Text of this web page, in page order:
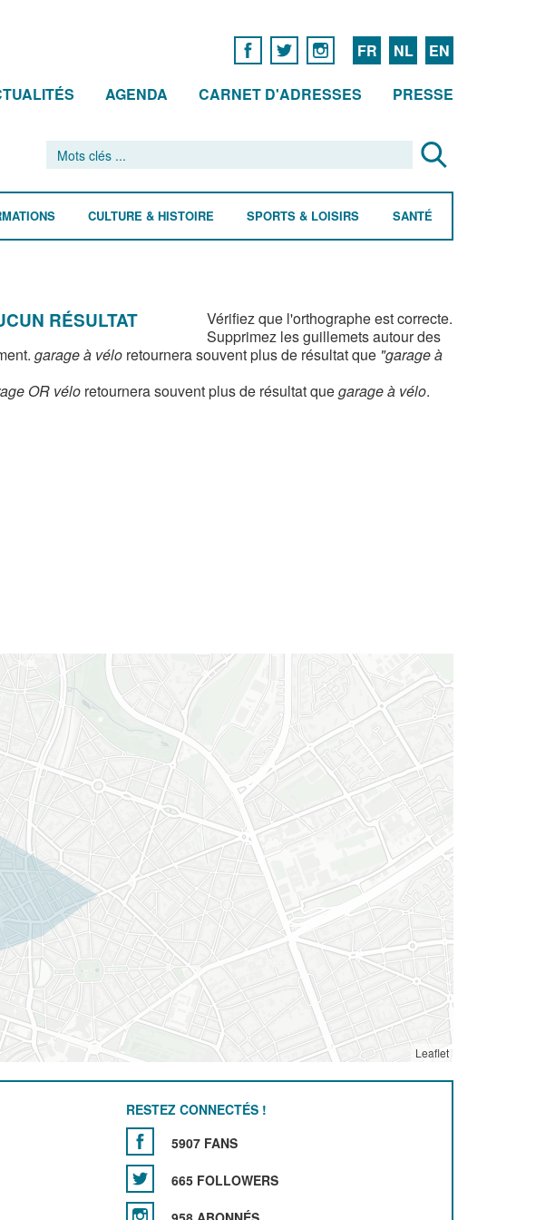
FR NL EN
AGENDA CARNET D'ADRESSES PRESSE
CULTURE & HISTOIRE SPORTS & LOISIRS SANTÉ
RÉSULTAT
Vérifiez que l'orthographe est correcte.
Supprimez les guillemets autour des
garage à véloretournera souvent plus de résultat que "garage à
OR véloretournera souvent plus de résultat quegarage à vélo.
Leaflet
RESTEZ CONNECTÉS !
5907 FANS
665 FOLLOWERS